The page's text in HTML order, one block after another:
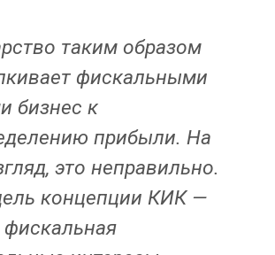
таким образом
фискальными
бизнес к
прибыли. На
это неправильно.
концепции КИК —
фискальная